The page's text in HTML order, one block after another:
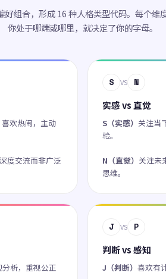
组合，形成 16 种人格类型代码。每个维
你处于哪端或哪里，就决定了你的字母。
欢热闹，主动
度交流而非广泛
S VS N
实感 vs 直觉
S（实感） 关注当
验。
N（直觉） 关注未
思维。
析，重视公正
J VS P
判断 vs 感知
J（判断） 喜欢有